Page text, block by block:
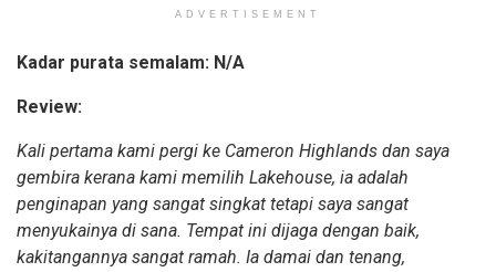
ADVERTISEMENT
Kadar purata semalam: N/A
Review:
Kali pertama kami pergi ke Cameron Highlands dan saya
gembira kerana kami memilih Lakehouse, ia adalah
penginapan yang sangat singkat tetapi saya sangat
menyukainya di sana. Tempat ini dijaga dengan baik,
kakitangannya sangat ramah. Ia damai dan tenang,